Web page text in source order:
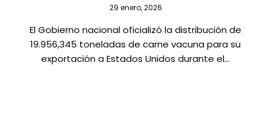
29 enero, 2026
El Gobierno nacional oficializó la distribución de
19.956,345 toneladas de carne vacuna para su
exportación a Estados Unidos durante el…